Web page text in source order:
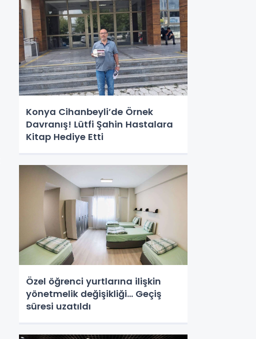
Konya Cihanbeyli’de Örnek
Davranış! Lütfi Şahin Hastalara
Kitap Hediye Etti
Özel öğrenci yurtlarına ilişkin
yönetmelik değişikliği... Geçiş
süresi uzatıldı